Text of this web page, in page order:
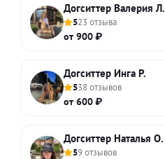
Догситтер Валерия Л.
523 отзыва
от 900 ₽
Догситтер Инга Р.
538 отзывов
от 600 ₽
Догситтер Наталья О.
59 отзывов